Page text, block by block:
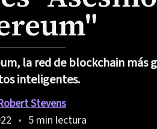
la red de blockchain más
inteligentes.
Stevens
5 min lectura